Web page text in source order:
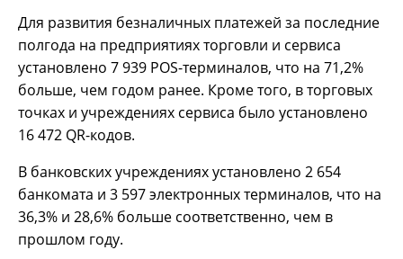
Для развития безналичных платежей за последние
полгода на предприятиях торговли и сервиса
установлено 7 939 POS-терминалов, что на 71,2%
больше, чем годом ранее. Кроме того, в торговых
точках и учреждениях сервиса было установлено
16 472 QR-кодов.
В банковских учреждениях установлено 2 654
банкомата и 3 597 электронных терминалов, что на
36,3% и 28,6% больше соответственно, чем в
прошлом году.